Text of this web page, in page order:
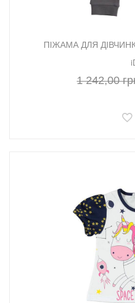
ПІЖАМА ДЛЯ
1 242,00